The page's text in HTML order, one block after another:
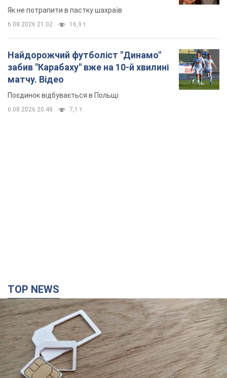
6.08.2026 20:48 7,1 т.
Мобільні оператори підвищили тарифи "до
межі", але якість зв'язку деградувала: чи варто
скаржитись на ціни
Чому ціни на мобільний зв'язок зросли у кілька разів і як
поліпшити якість інтернету на телефоні